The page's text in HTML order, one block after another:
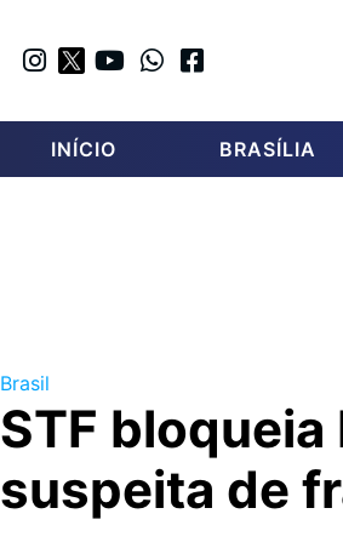
INÍCIO BRASÍLIA
Brasil
STF
suspeita de